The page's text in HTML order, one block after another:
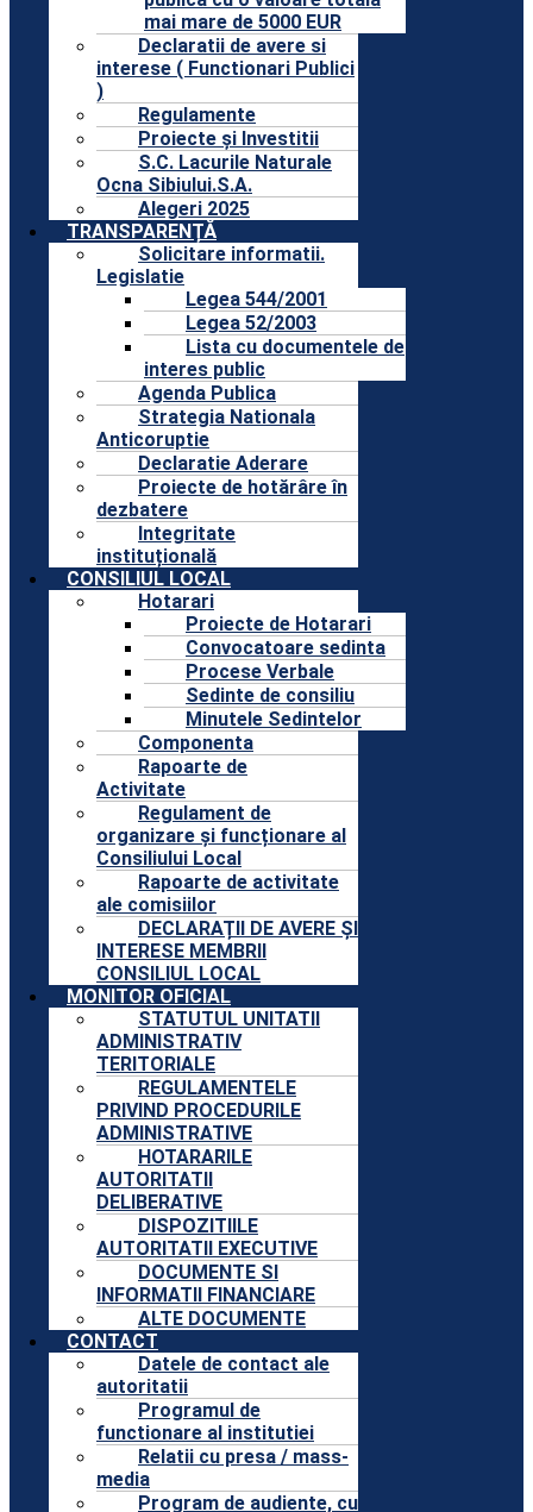
mai mare de 5000 EUR
Declaratii de avere si
interese ( Functionari Publici
)
Regulamente
Proiecte și Investitii
S.C. Lacurile Naturale
Ocna Sibiului.S.A.
Alegeri 2025
TRANSPARENȚĂ
Solicitare informatii.
Legislatie
Legea 544/2001
Legea 52/2003
Lista cu documentele de
interes public
Agenda Publica
Strategia Nationala
Anticoruptie
Declaratie Aderare
Proiecte de hotărâre în
dezbatere
Integritate
instituțională
CONSILIUL LOCAL
Hotarari
Proiecte de Hotarari
Convocatoare sedinta
Procese Verbale
Sedinte de consiliu
Minutele Sedintelor
Componenta
Rapoarte de
Activitate
Regulament de
organizare și funcționare al
Consiliului Local
Rapoarte de activitate
ale comisiilor
DECLARAȚII DE AVERE ȘI
INTERESE MEMBRII
CONSILIUL LOCAL
MONITOR OFICIAL
STATUTUL UNITATII
ADMINISTRATIV
TERITORIALE
REGULAMENTELE
PRIVIND PROCEDURILE
ADMINISTRATIVE
HOTARARILE
AUTORITATII
DELIBERATIVE
DISPOZITIILE
AUTORITATII EXECUTIVE
DOCUMENTE SI
INFORMATII FINANCIARE
ALTE DOCUMENTE
CONTACT
Datele de contact ale
autoritatii
Programul de
functionare al institutiei
Relatii cu presa / mass-
media
Program de audiente, cu